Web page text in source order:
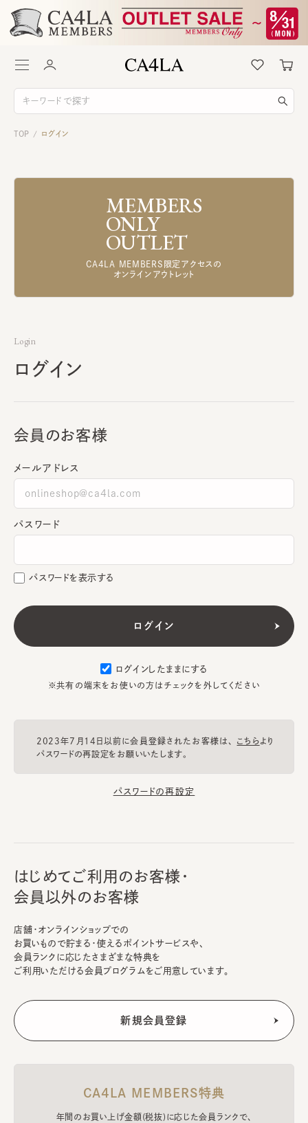
TOP / ログイン
MEMBERS
ONLY
OUTLET
CA4LA MEMBERS限定アクセスの
オンラインアウトレット
Login
ログイン
会員のお客様
メールアドレス
パスワード
パスワードを表示する
ログインしたままにする
※共有の端末をお使いの方はチェックを外してください
2023年7月14日以前に会員登録されたお客様は、 こちらより
パスワードの再設定をお願いいたします。
パスワードの再設定
はじめてご利用のお客様・
会員以外のお客様
店舗・オンラインショップでの
お買いもので貯まる・使えるポイントサービスや、
会員ランクに応じたさまざまな特典を
ご利用いただける会員プログラムをご用意しています。
CA4LA MEMBERS特典
年間のお買い上げ金額(税抜)に応じた会員ランクで、